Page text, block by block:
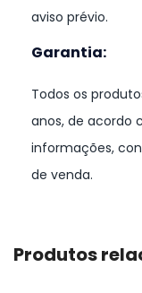
aviso prévio.
Garantia:
Todos os
anos, de acordo
informações,
de venda.
Produtos